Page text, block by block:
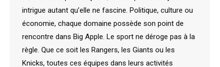
intrigue autant qu’elle ne fascine. Politique, culture ou
économie, chaque domaine possède son point de
rencontre dans Big Apple. Le sport ne déroge pas à la
règle. Que ce soit les Rangers, les Giants ou les
Knicks, toutes ces équipes dans leurs activités